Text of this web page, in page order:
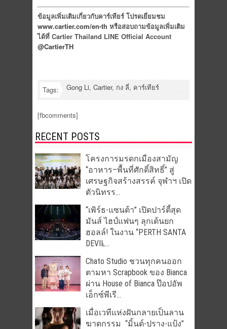
ข้อมูลเพิ่มเติมเกี่ยวกับคาร์เทียร์ โปรดเยี่ยมชม
www.cartier.com/en-th หรือสอบถามข้อมูลเพิ่มเติม
ได้ที่ Cartier Thailand LINE Official Account
@CartierTH
Tags: Gong Li, Cartier, กง ลี่, คาร์เทียร์
[fbcomments]
RECENT POSTS
โครงการมรดกเมืองสามัญ
“อาหาร–พื้นที่ศักดิ์สิทธิ์” สู่
เศรษฐกิจสร้างสรรค์ จุฬาฯ เปิด
ตัวนิทรร...
“เพิร์ธ-แซนต้า” เปิดปาร์ตี้สุด
มันส์ ไฮป์แฟนๆ ลุกเต้นยก
ฮอลล์! ในงาน “PERTH SANTA
DEVIL̵...
Chato Studio ชวนทุกคนออก
ตามหา Scrapbook ของ Bianca
ผ่าน House of Bianca ป๊อปอัพ
เอ็กซ์พีเรี...
เมื่อเวทีแห่งฝันกลายเป็นลาน
ฆาตกรรม “มิ้นต์-ปราง-แป้ง”